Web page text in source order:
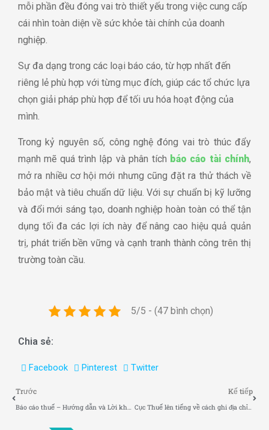
mỗi phần đều đóng vai trò thiết yếu trong việc cung cấp
cái nhìn toàn diện về sức khỏe tài chính của doanh
nghiệp.
Sự đa dạng trong các loại báo cáo, từ hợp nhất đến
riêng lẻ phù hợp với từng mục đích, giúp các tổ chức lựa
chọn giải pháp phù hợp để tối ưu hóa hoạt động của
mình.
Trong kỷ nguyên số, công nghệ đóng vai trò thúc đẩy
mạnh mẽ quá trình lập và phân tích báo cáo tài chính,
mở ra nhiều cơ hội mới nhưng cũng đặt ra thử thách về
bảo mật và tiêu chuẩn dữ liệu. Với sự chuẩn bị kỹ lưỡng
và đổi mới sáng tạo, doanh nghiệp hoàn toàn có thể tận
dụng tối đa các lợi ích này để nâng cao hiệu quả quản
trị, phát triển bền vững và cạnh tranh thành công trên thị
trường toàn cầu.
5/5 - (47 bình chọn)
Chia sẻ:
Facebook Pinterest Twitter
Trước
Báo cáo thuế – Hướng dẫn và Lời khuyên cho Doanh nghiệp
Kế tiếp
Cục Thuế lên tiếng về cách ghi địa chỉ trên hóa đơn điện tử từ 1.7